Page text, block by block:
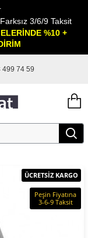
3/6/9 Taksit
%10 +
499 74 59
ÜCRETSİZ KARGO
Peşin Fiyatına
3-6-9 Taksit